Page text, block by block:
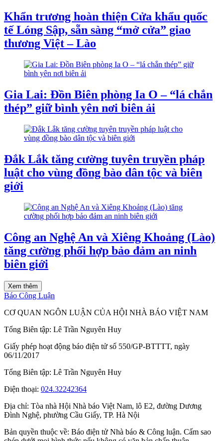
Khẩn trương hoàn thiện Cửa khẩu quốc
tế Lóng Sập, sẵn sàng “mở cửa” giao
thương Việt – Lào
Gia Lai: Đồn Biên phòng Ia O – “lá chắn
thép” giữ bình yên nơi biên ải
Đắk Lắk tăng cường tuyên truyền pháp
luật cho vùng đồng bào dân tộc và biên
giới
Công an Nghệ An và Xiêng Khoảng (Lào)
tăng cường phối hợp bảo đảm an ninh
biên giới
Xem thêm
Báo Công Luận
CƠ QUAN NGÔN LUẬN CỦA HỘI NHÀ BÁO VIỆT NAM
Tổng Biên tập: Lê Trần Nguyên Huy
Giấy phép hoạt động báo điện tử số 550/GP-BTTTT, ngày
06/11/2017
Tổng Biên tập: Lê Trần Nguyên Huy
Điện thoại: 024.32242364
Địa chỉ: Tòa nhà Hội Nhà báo Việt Nam, lô E2, đường Dương
Đình Nghệ, phường Cầu Giấy, TP. Hà Nội
Bản quyền thuộc về: Báo điện tử Nhà báo & Công luận. Cấm sao